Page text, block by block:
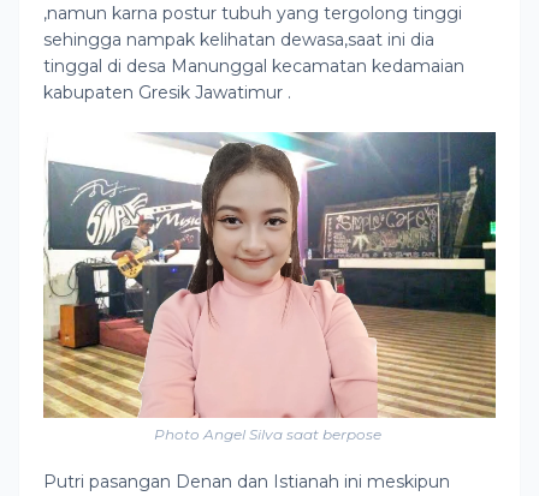
,namun karna postur tubuh yang tergolong tinggi
sehingga nampak kelihatan dewasa,saat ini dia
tinggal di desa Manunggal kecamatan kedamaian
kabupaten Gresik Jawatimur .
Photo Angel Silva saat berpose
Putri pasangan Denan dan Istianah ini meskipun